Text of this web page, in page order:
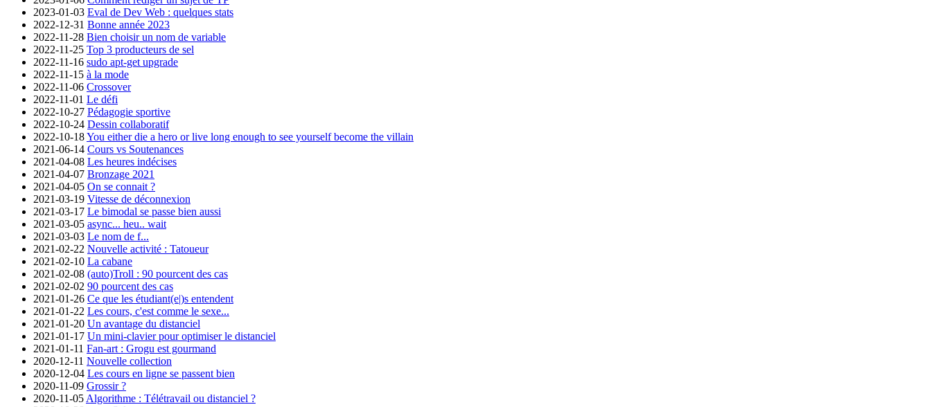
2023-01-03 Eval de Dev Web : quelques stats
2022-12-31 Bonne année 2023
2022-11-28 Bien choisir un nom de variable
2022-11-25 Top 3 producteurs de sel
2022-11-16 sudo apt-get upgrade
2022-11-15 à la mode
2022-11-06 Crossover
2022-11-01 Le défi
2022-10-27 Pédagogie sportive
2022-10-24 Dessin collaboratif
2022-10-18You either die a hero or live long enough to see yourself become the villain
2021-06-14 Cours vs Soutenances
2021-04-08 Les heures indécises
2021-04-07 Bronzage 2021
2021-04-05 On se connait ?
2021-03-19 Vitesse de déconnexion
2021-03-17 Le bimodal se passe bien aussi
2021-03-05 async... heu.. wait
2021-03-03 Le nom de f...
2021-02-22 Nouvelle activité : Tatoueur
2021-02-10 La cabane
2021-02-08 (auto)Troll : 90 pourcent des cas
2021-02-02 90 pourcent des cas
2021-01-26 Ce que les étudiant(e|)s entendent
2021-01-22 Les cours, c'est comme le sexe...
2021-01-20 Un avantage du distanciel
2021-01-17 Un mini-clavier pour optimiser le distanciel
2021-01-11 Fan-art : Grogu est gourmand
2020-12-11 Nouvelle collection
2020-12-04 Les cours en ligne se passent bien
2020-11-09 Grossir ?
2020-11-05 Algorithme : Télétravail ou distanciel ?